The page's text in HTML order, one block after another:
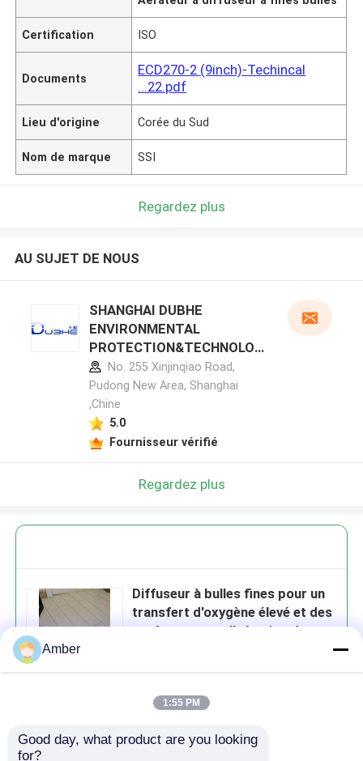
Certification ISO
Documents
ECD270-2 (9inch)-Techincal
...22.pdf
Lieu d'origine Corée du Sud
Nom de marque SSI
Regardez plus
AU SUJET DE NOUS
SHANGHAI DUBHE
ENVIRONMENTAL
PROTECTION&TECHNOLOG
Y CO.,LTD profil du fabricant
No. 255 Xinjinqiao Road,
Pudong New Area, Shanghai
,Chine
5.0
Fournisseur vérifié
Regardez plus
Diffuseur à bulles fines pour un
transfert d'oxygène élevé et des
performances d'aération dans le
Amber
1:55 PM
Good day, what product are you looking
for?